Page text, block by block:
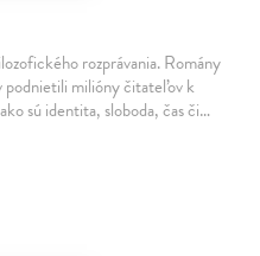
rozprávania. Romány
podnietili milióny čitateľov k
sú identita, sloboda, čas či…